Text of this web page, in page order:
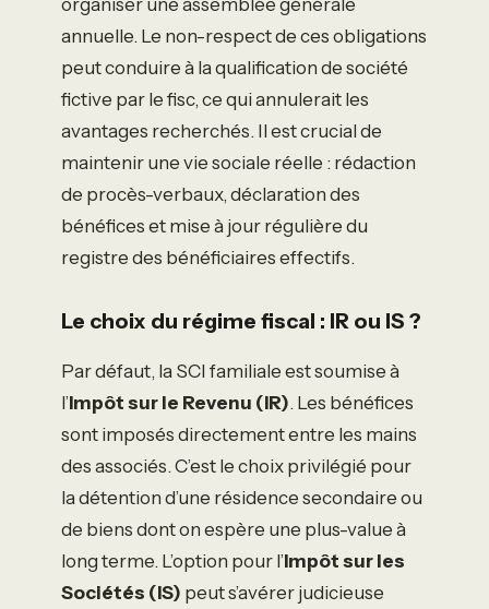
annuelle. Le non-respect de ces obligations
peut conduire à la qualification de société
fictive par le fisc, ce qui annulerait les
avantages recherchés. Il est crucial de
maintenir une vie sociale réelle : rédaction
de procès-verbaux, déclaration des
bénéfices et mise à jour régulière du
registre des bénéficiaires effectifs.
Le choix du régime fiscal : IR ou IS ?
Par défaut, la SCI familiale est soumise à
l’Impôt sur le Revenu (IR). Les bénéfices
sont imposés directement entre les mains
des associés. C’est le choix privilégié pour
la détention d’une résidence secondaire ou
de biens dont on espère une plus-value à
long terme. L’option pour l’Impôt sur les
Sociétés (IS) peut s’avérer judicieuse